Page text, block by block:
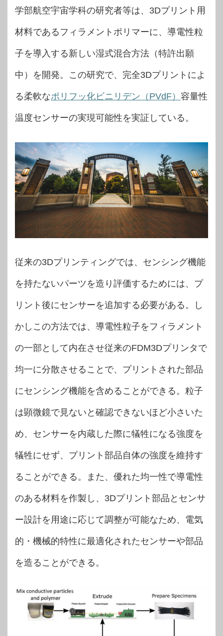
学部航空宇宙学科の研究者等は、3Dプリント用
材料であるフィラメントポリマーに、導電性粒
子を導入する新しい湿式混合方法（特許出願
中）を開発。この研究で、完全3Dプリントによ
る柔軟なポリフッ化ビニリデン（PVdF） 容量性
温度センサーの実現可能性を実証している。
従来の3Dプリンティングでは、センシング機能
を持たないパーツを造り評価するためには、プ
リント後にセンサーを追加する必要がある。し
かしこの方法では、導電性粒子をフィラメント
の一部として内在させ従来のFDM3Dプリンタで
均一に分散させることで、プリントされた部品
にセンシング機能を含めることができる。粒子
は顕微鏡で見ないと確認できないほど小さいた
め、センサーを内蔵した際に犠牲になる強度を
犠牲にせず、プリント部品自体の強度を維持す
ることができる。また、優れた均一性で導電性
のある材料を作製し、3Dプリント部品とセンサ
ー設計を用途に応じて調整が可能なため、電気
的・機械的特性に最適化されたセンサーや部品
を造ることができる。